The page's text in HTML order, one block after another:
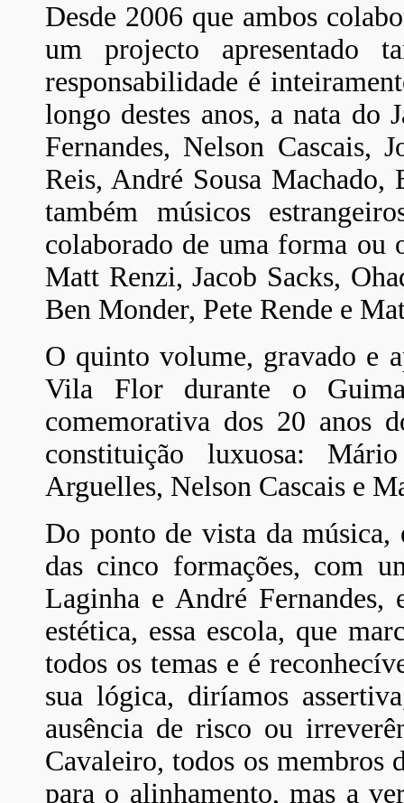
Desde 2006 que ambos
um projecto apresentado
responsabilidade é
longo destes anos, a nata do
Fernandes, Nelson Cascais,
Reis, André Sousa Machado,
também músicos
colaborado de uma forma ou
Matt Renzi, Jacob Sacks,
Ben Monder, Pete Rende e
O quinto volume, gravado e
Vila Flor durante o
comemorativa dos 20 anos
constituição luxuosa:
Arguelles, Nelson Cascais e
Do ponto de vista da música,
das cinco formações, com
Laginha e André Fernandes,
estética, essa escola, que
todos os temas e é
sua lógica, diríamos
ausência de risco ou
Cavaleiro, todos os membros
para o alinhamento, mas a